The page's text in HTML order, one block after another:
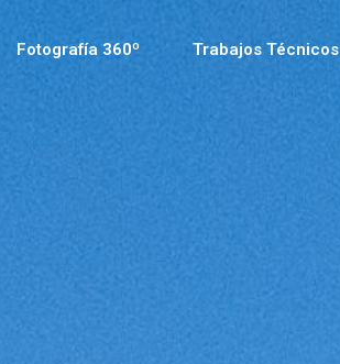
Fotografía 360º Trabajos Técnicos